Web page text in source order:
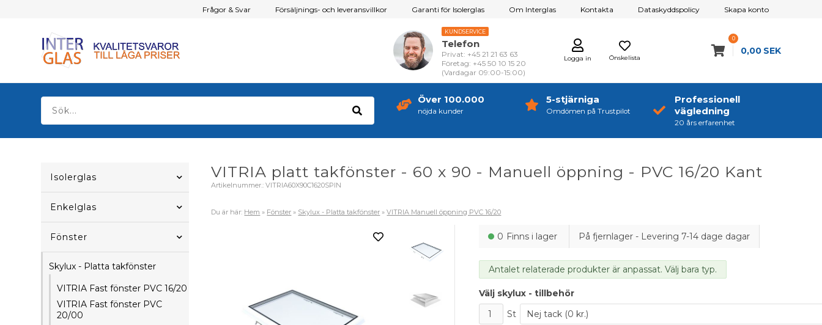
Frågor & Svar Försäljnings- och leveransvillkor Garanti för Isolerglas Om Interglas Kontakta Dataskyddspolicy Skapa konto
Önskelista
Logga in
KUNDSERVICE
Telefon
Privat: +45 21 21 63 63
Företag: +45 50 10 15 20
(Vardagar 09:00-15:00)
0
0,00 SEK
Över 100.000
nöjda kunder
5-stjärniga
Omdömen på Trustpilot
Professionell
vägledning
20 års erfarenhet
Isolerglas
Enkelglas
Fönster
Skylux - Platta takfönster
VITRIA Fast fönster PVC 16/20
VITRIA Fast fönster PVC
20/00
VITRIA platt takfönster - 60 x 90 - Manuell öppning - PVC 16/20 Kant
Artikelnummer.:VITRIA60X90C1620SPIN
Du är här: Hem » Fönster » Skylux - Platta takfönster »VITRIA Manuell öppning PVC 16/20
0 Finns i lager På fjernlager - Levering 7-14 dage dagar
Antalet relaterade produkter är anpassat. Välj bara typ.
Välj skylux - tillbehör
St